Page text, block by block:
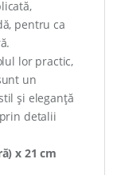
pentru ca
lor practic,
un
și eleganță
detalii
x 21 cm